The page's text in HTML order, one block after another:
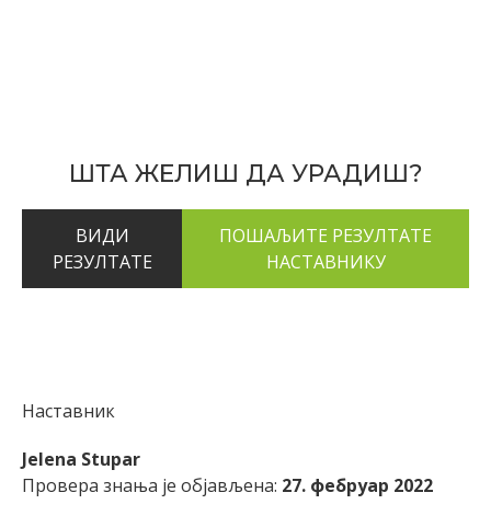
ШТА ЖЕЛИШ ДА УРАДИШ?
ВИДИ
РЕЗУЛТАТЕ
Наставник
Jelena Stupar
Провера знања је објављена: 27. фебруар 2022